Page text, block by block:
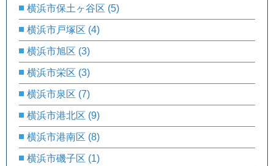
横浜市保土ヶ谷区 (5)
横浜市戸塚区 (4)
横浜市旭区 (3)
横浜市栄区 (3)
横浜市泉区 (7)
横浜市港北区 (9)
横浜市港南区 (8)
横浜市磯子区 (1)